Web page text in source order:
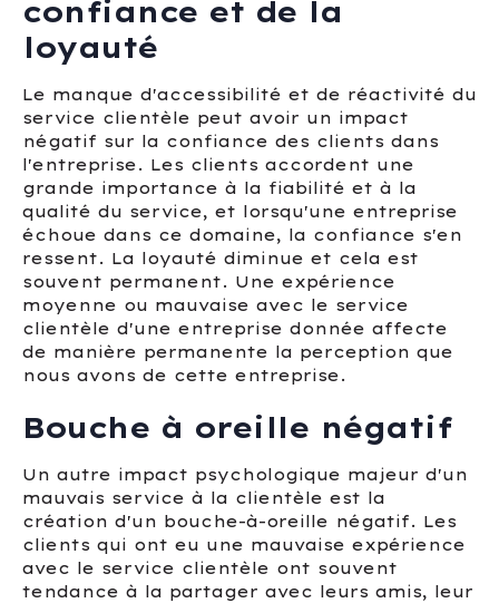
confiance et de la
loyauté
Le manque d'accessibilité et de réactivité du
service clientèle peut avoir un impact
négatif sur la confiance des clients dans
l'entreprise. Les clients accordent une
grande importance à la fiabilité et à la
qualité du service, et lorsqu'une entreprise
échoue dans ce domaine, la confiance s'en
ressent. La loyauté diminue et cela est
souvent permanent. Une expérience
moyenne ou mauvaise avec le service
clientèle d'une entreprise donnée affecte
de manière permanente la perception que
nous avons de cette entreprise.
Bouche à oreille négatif
Un autre impact psychologique majeur d'un
mauvais service à la clientèle est la
création d'un bouche-à-oreille négatif. Les
clients qui ont eu une mauvaise expérience
avec le service clientèle ont souvent
tendance à la partager avec leurs amis, leur